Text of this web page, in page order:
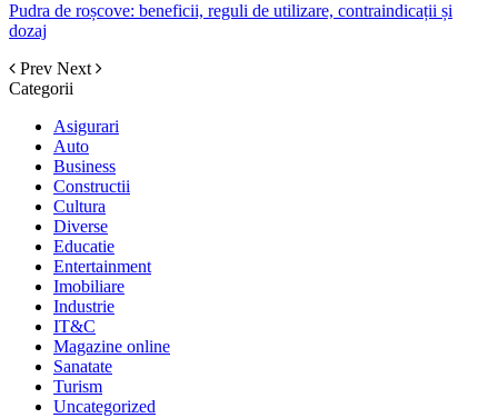
Pudra de roșcove: beneficii, reguli de utilizare, contraindicații și
dozaj
Prev Next
Categorii
Asigurari
Auto
Business
Constructii
Cultura
Diverse
Educatie
Entertainment
Imobiliare
Industrie
IT&C
Magazine online
Sanatate
Turism
Uncategorized